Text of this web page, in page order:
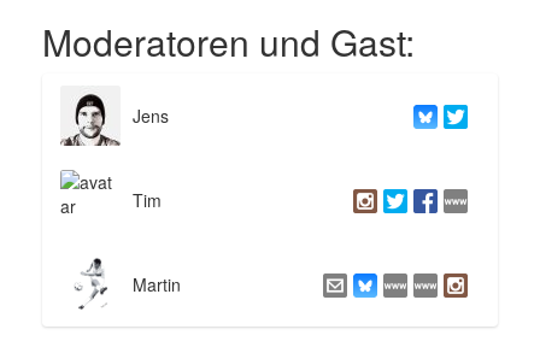
Moderatoren und Gast:
Jens
Tim
Martin